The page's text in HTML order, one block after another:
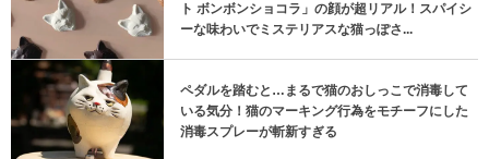
ト ボンボンショコラ」の顔が超リアル！スパイシ
ーな味わいでミステリアスな猫っぽさ...
ペダルを踏むと…まるで猫のおしっこで消毒して
いる気分！猫のマーキング行為をモチーフにした
消毒スプレーが斬新すぎる